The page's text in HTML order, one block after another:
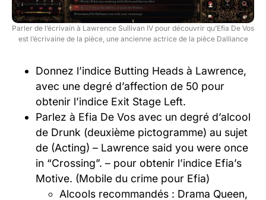
Parler de l’écrivain à Lawrence Sullivan IV pour découvrir qu’Efia De Vos
est l’écrivaine de la pièce, une ancienne actrice de la pièce Dalliance
Donnez l’indice Butting Heads à Lawrence,
avec une degré d’affection de 50 pour
obtenir l’indice Exit Stage Left.
Parlez à Efia De Vos avec un degré d’alcool
de Drunk (deuxième pictogramme) au sujet
de (Acting) – Lawrence said you were once
in “Crossing”. – pour obtenir l’indice Efia’s
Motive. (Mobile du crime pour Efia)
Alcools recommandés : Drama Queen,